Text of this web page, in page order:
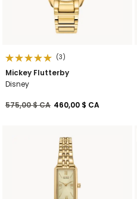
(3)
Mickey Flutterby
Disney
Prix réduit de
575,00 $ CAà460,00 $ CA